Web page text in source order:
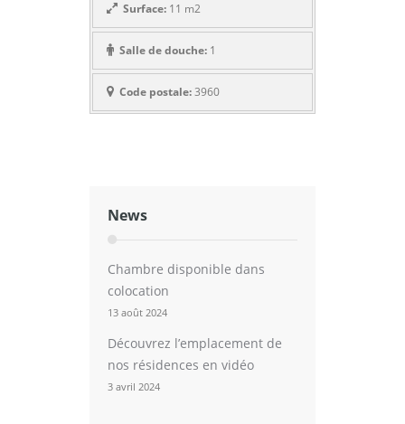
Surface: 11 m2
Salle de douche: 1
Code postale:3960
News
Chambre disponible dans
colocation
13 août 2024
Découvrez l’emplacement de
nos résidences en vidéo
3 avril 2024